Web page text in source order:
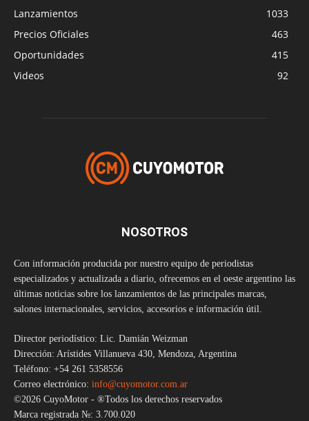
Lanzamientos
1033
Precios Oficiales
463
Oportunidades
415
Videos
92
NOSOTROS
Con información producida por nuestro equipo de periodistas
especializados y actualizada a diario, ofrecemos en el oeste argentino las
últimas noticias sobre los lanzamientos de las principales marcas,
salones internacionales, servicios, accesorios e información útil.
Director periodístico: Lic. Damián Weizman
Dirección: Arístides Villanueva 430, Mendoza, Argentina
Teléfono: +54 261 5358556
Correo electrónico: info@cuyomotor.com.ar
©2026 CuyoMotor - ®Todos los derechos reservados
Marca registrada №: 3.700.020